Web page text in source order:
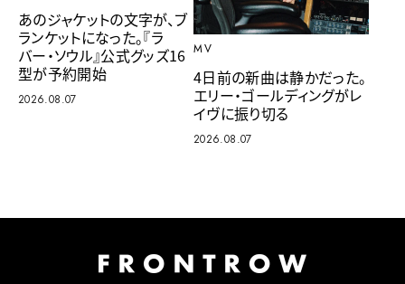
あのジャケットの文字が、ブ
ランケットになった。『ラ
バー・ソウル』公式グッズ16
型が予約開始
2026.08.07
MV
4日前の新曲は静かだった。
エリー・ゴールディングがレ
イヴに振り切る
2026.08.07